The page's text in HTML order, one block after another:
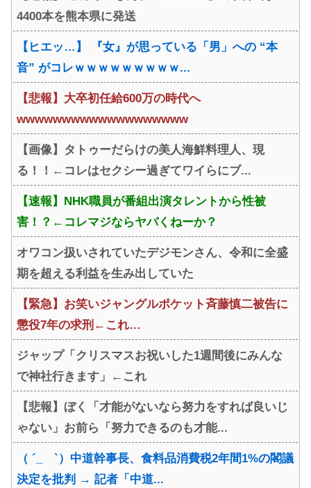
アニメ監督やります」
4400本を熊本県に発送
【ヒエッ…】 『女』が思っている「男」への “本
音” がコレｗｗｗｗｗｗｗｗｗ...
【悲報】大卒初任給600万の時代へ
wwwwwwwwwwwwwwwwwww
【画像】タトゥーだらけの美人海鮮料理人、現
る！！←コレはセクシー過ぎてワイらにブ...
【速報】NHK職員が番組出演タレントから性被
害！？←コレマジならヤバくねーか？
オワコン扱いされていたデジモンさん、令和に全盛
期を超える利益を生み出していた
【緊急】お笑いジャングルポケット斉藤慎二被告に
懲役7年の求刑←これ…
ジャップ「クリスマスお祝いした1週間後にみんな
で神社行きます」←これ
【悲報】ぼく「才能がないなら努力をすれば良いじ
ゃない」お前ら「努力できるのも才能...
（ ´_ゝ`）中道幹事長、食料品消費税2年間1%の閣議
決定を批判 → 記者「中道...